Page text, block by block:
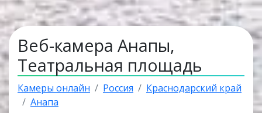
Веб-камера Анапы,
Театральная площадь
Камеры онлайн Россия
Краснодарский край
Анапа